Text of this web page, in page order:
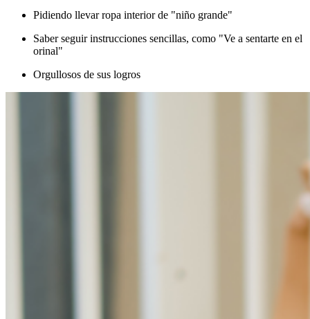
Pidiendo llevar ropa interior de "niño grande"
Saber seguir instrucciones sencillas, como "Ve a sentarte en el
orinal"
Orgullosos de sus logros